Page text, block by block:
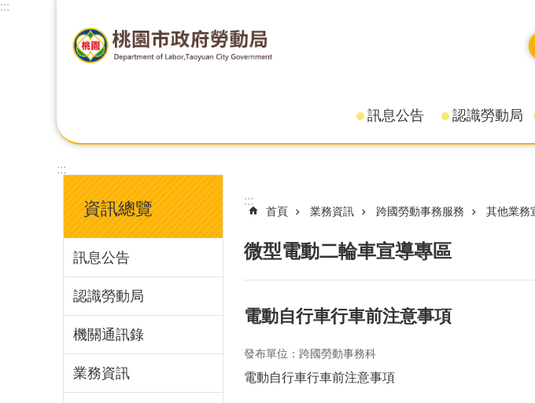
:::
訊息公告 認識勞動局
:::
資訊總覽
訊息公告
認識勞動局
機關通訊錄
業務資訊
:::
首頁 業務資訊 跨國勞動事務服務 其他業務
微型電動二輪車宣導專區
電動自行車行車前注意事項
發布單位：跨國勞動事務科
電動自行車行車前注意事項